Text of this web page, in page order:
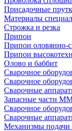
Присадочные
Материалы
Строжка и резка
Припои
Припои оловянно-
Припои
Олово и баббит
Сварочное
Сварочное
Сварочные
Запасные части
Сварочное
Сварочные
Механизмы